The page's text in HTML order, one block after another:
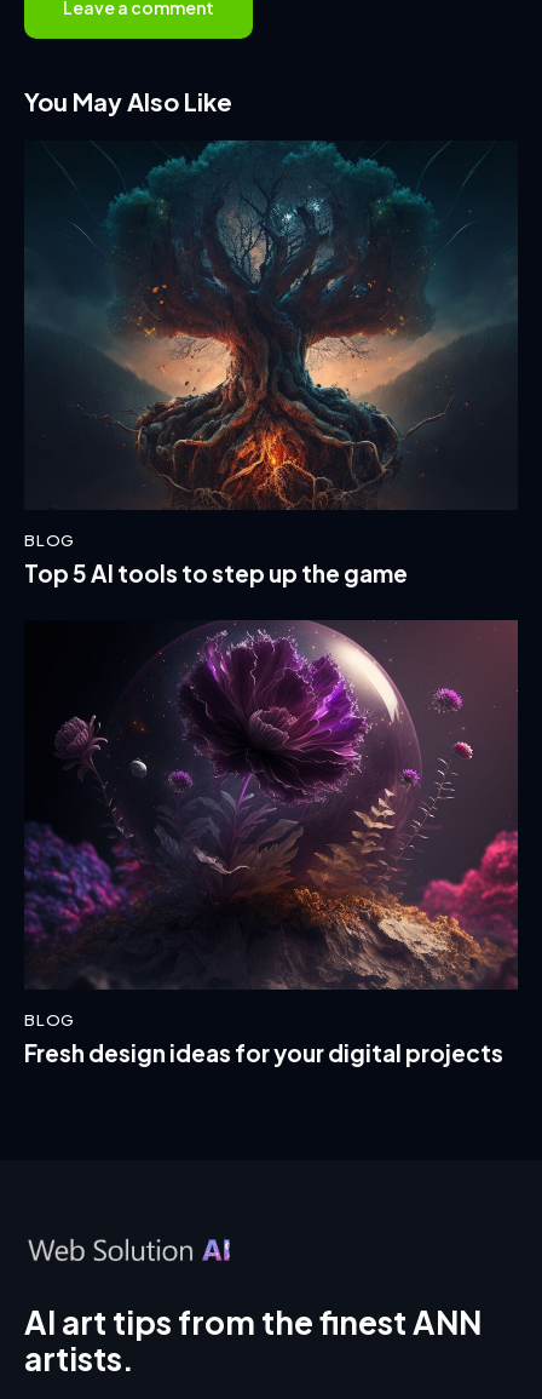
You May Also Like
BLOG
Top 5 AI tools to step up the game
BLOG
Fresh design ideas for your digital projects
AI art tips from the finest ANN
artists.